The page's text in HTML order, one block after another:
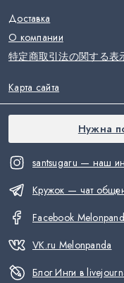
santsugaru — наш
Кружок — чат
Facebook
VK.ru Melonpanda
Блог Инги в
Доставка
О компании
特定商取引法の関する表
Карта сайта
Нужна